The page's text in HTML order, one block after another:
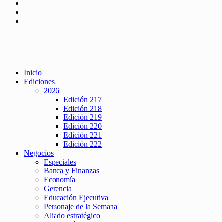
Inicio
Ediciones
2026
Edición 217
Edición 218
Edición 219
Edición 220
Edición 221
Edición 222
Negocios
Especiales
Banca y Finanzas
Economía
Gerencia
Educación Ejecutiva
Personaje de la Semana
Aliado estratégico